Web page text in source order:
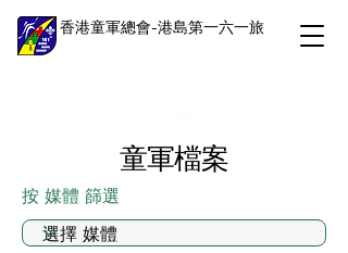
香港童軍總會-港島第一六一旅
童軍檔案
按 媒體 篩選